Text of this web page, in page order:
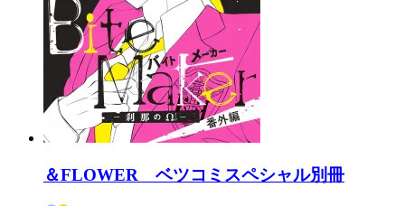
＆FLOWER ベツコミスペシャル別冊